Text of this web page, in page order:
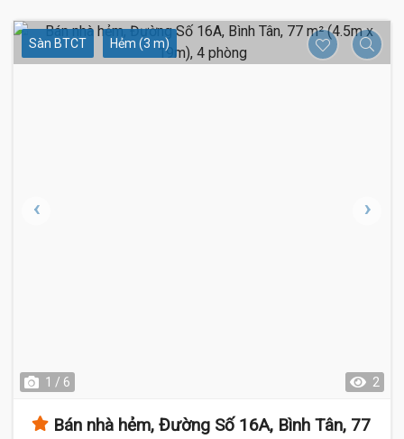
Sàn BTCT Hẻm (3 m)
1 / 6 2
Bán nhà hẻm, Đường Số 16A, Bình Tân, 77